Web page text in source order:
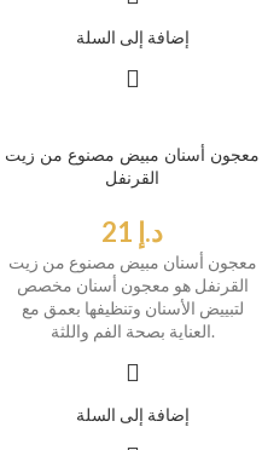
إضافة إلى السلة
معجون أسنان مبيض مصنوع من زيت
القرنفل
د.إ
معجون أسنان مبيض مصنوع من زيت
القرنفل هو معجون أسنان مخصص
لتبييض الأسنان وتنظيفها بعمق مع
العناية بصحة الفم واللثة.
إضافة إلى السلة